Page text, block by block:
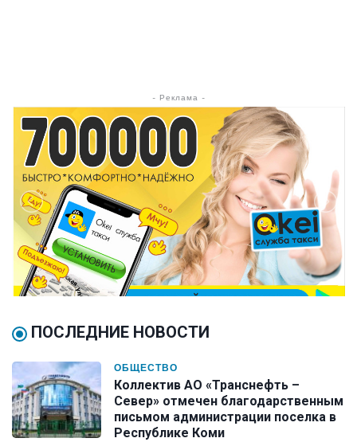
- Реклама -
ПОСЛЕДНИЕ НОВОСТИ
ОБЩЕСТВО
Коллектив АО «Транснефть –
Север» отмечен благодарственным
письмом администрации поселка в
Республике Коми